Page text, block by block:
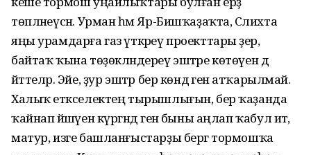
төпләнеүсән. Урман һәм Яр-Бишҡаҙаҡта, Сәлихта
яңы урамдарға газ үткәреү проекттары әҙер,
байтаҡ ҡына төҙөкләндереү эштәре көтөүен дә
әйттеләр. Эйе, ҙур эштәр бер көндә генә атҡарылмай.
Халыҡ етәкселектең тырышлығын, бер ҡаҙанда
ҡайнап йәшәүен күргәндә генә быны аңлап ҡабул итә,
матур, изге башланғыстарҙы бергә тормошҡа